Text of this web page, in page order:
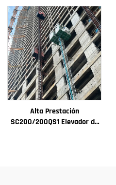
Cambios Motor de
Engranaxes Coxinetes
Principais
Alta Prestación
SC200/200QS1 Elevador de